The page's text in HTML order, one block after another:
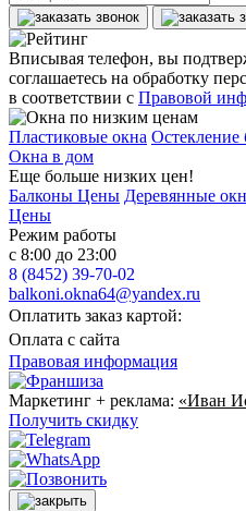
Вписывая телефон, вы
соглашаетесь на обработку
в соответствии с Правовой
Пластиковые окна Остекление
Окна в дом
Еще больше низких цен!
Балконы Цены Деревянные
Цены
Режим работы
с 8:00 до 23:00
8 (8452) 39-70-02
balkoni.okna64@yandex.ru
Оплатить заказ картой:
Оплата с сайта
Правовая информация
Маркетинг + реклама: «Иван
Получить скидку